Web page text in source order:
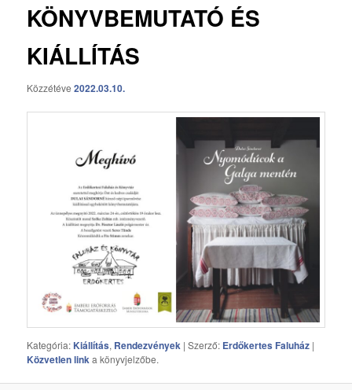
KÖNYVBEMUTATÓ ÉS
KIÁLLÍTÁS
Közzétéve2022.03.10.
Kategória: Kiállítás, Rendezvények | Szerző: Erdőkertes Faluház |
Közvetlen linka könyvjelzőbe.